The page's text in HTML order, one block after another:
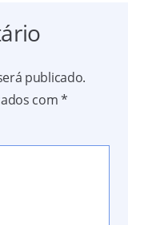
publicado.
com*